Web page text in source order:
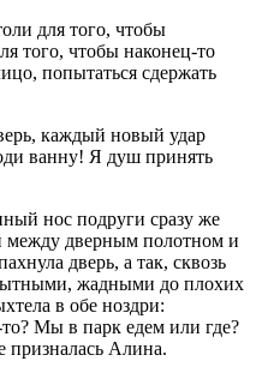
для того, чтобы
того, чтобы наконец-то
попытаться сдержать
каждый новый удар
ванну! Я душ принять
нос подруги сразу же
между дверным полотном и
дверь, а так, сквозь
жадными до плохих
в обе ноздри:
Мы в парк едем или где?
Алина.